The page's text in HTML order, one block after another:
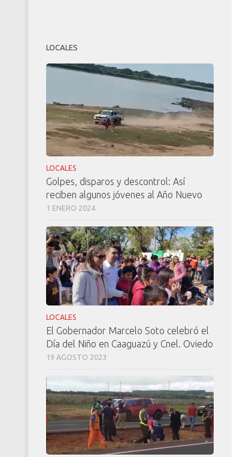
LOCALES
LOCALES
Golpes, disparos y descontrol: Así
reciben algunos jóvenes al Año Nuevo
1 ENERO 2024
LOCALES
El Gobernador Marcelo Soto celebró el
Día del Niño en Caaguazú y Cnel. Oviedo
19 AGOSTO 2023